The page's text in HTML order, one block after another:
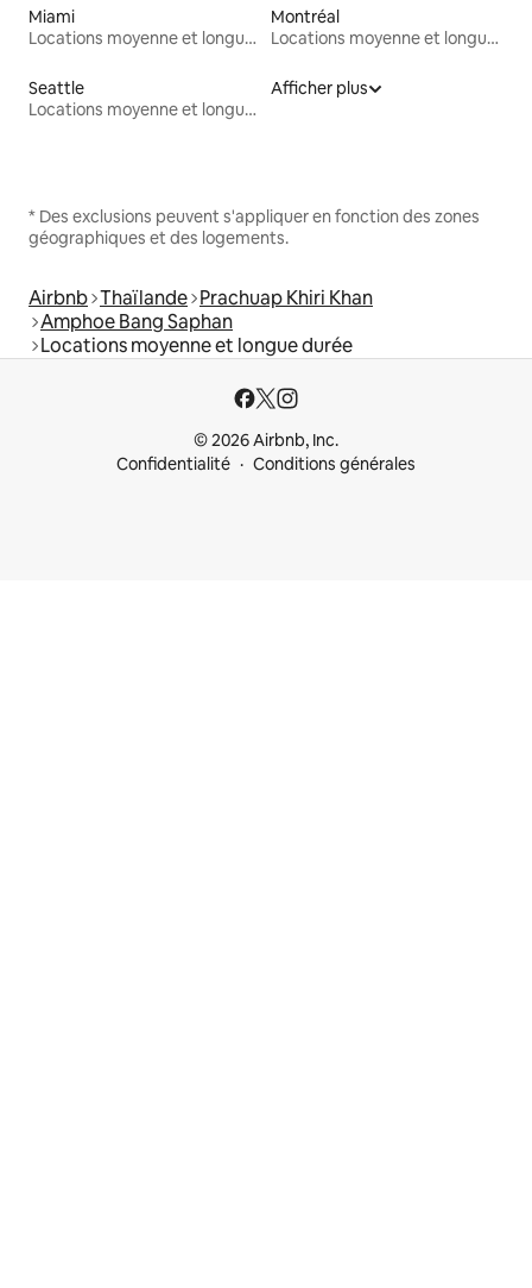
Miami
Locations moyenne et longue durée
Montréal
Locations moyenne et longue durée
Seattle
Locations moyenne et longue durée
Afficher plus
* Des exclusions peuvent s'appliquer en fonction des zones
géographiques et des logements.
Airbnb Thaïlande Prachuap Khiri Khan
Amphoe Bang Saphan
Locations moyenne et longue durée
© 2026 Airbnb, Inc.
Confidentialité
Conditions générales